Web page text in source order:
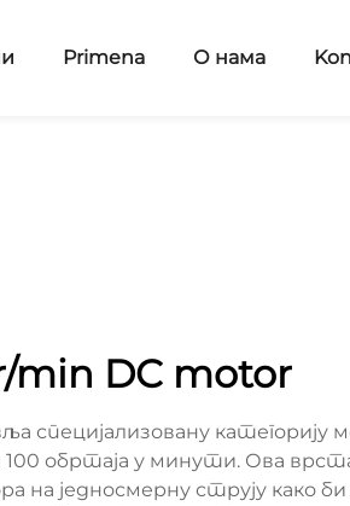
Primena О нама
min DC motor
категорију
обртаја у минути. Ова
на једносмерну струју како